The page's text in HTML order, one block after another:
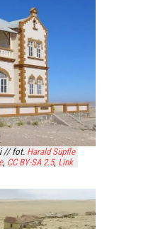
// fot. Harald Süpfle
, CC BY-SA 2.5, Link